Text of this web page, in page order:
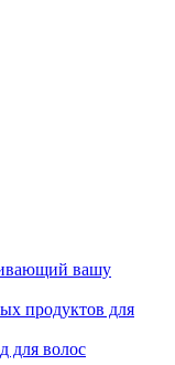
вашу
продуктов для
для волос